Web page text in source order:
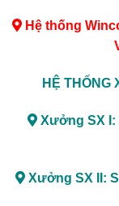
Hệ thống
HỆ
Xưởng SX I:
Xưởng SX II: